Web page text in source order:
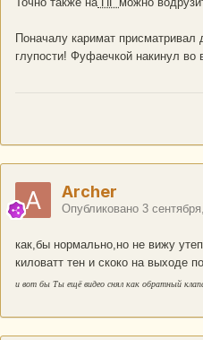
Поначалу каримат
глупости! Фуфаечкой накинул во
Archer
Опубликовано 3
как,бы нормально,но не вижу
киловатт тен и скоко на выходе
и вот бы Ты ещё видео снял как обратный